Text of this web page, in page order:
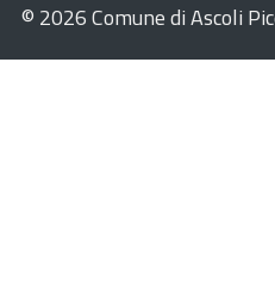
© 2026 Comune di Ascoli